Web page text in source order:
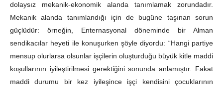
dolaysız mekanik-ekonomik alanda tanımlamak zorundadır.
Mekanik alanda tanımlandığı için de bugüne taşınan sorun
güçlüdür: örneğin, Enternasyonal döneminde bir Alman
sendikacılar heyeti ile konuşurken şöyle diyordu: “Hangi partiye
mensup olurlarsa olsunlar işçilerin oluşturduğu büyük kitle maddi
koşullarının iyileştirilmesi gerektiğini sonunda anlamıştır. Fakat
maddi durumu bir kez iyileşince işçi kendisini çocuklarının